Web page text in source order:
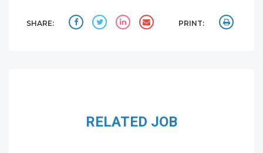
SHARE: PRINT:
RELATED JOB